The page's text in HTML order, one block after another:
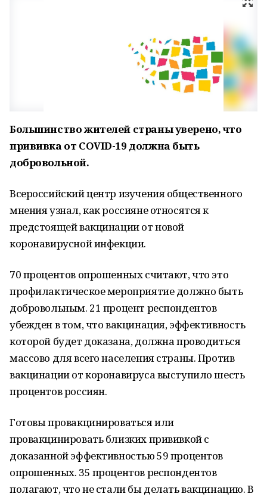
Большинство жителей страны уверено, что
прививка от COVID-19 должна быть
добровольной.
Всероссийский центр изучения общественного
мнения узнал, как россияне относятся к
предстоящей вакцинации от новой
коронавирусной инфекции.
70 процентов опрошенных считают, что это
профилактическое мероприятие должно быть
добровольным. 21 процент респондентов
убежден в том, что вакцинация, эффективность
которой будет доказана, должна проводиться
массово для всего населения страны. Против
вакцинации от коронавируса выступило шесть
процентов россиян.
Готовы провакцинироваться или
провакцинировать близких прививкой с
доказанной эффективностью 59 процентов
опрошенных. 35 процентов респондентов
полагают, что не стали бы делать вакцинацию. В